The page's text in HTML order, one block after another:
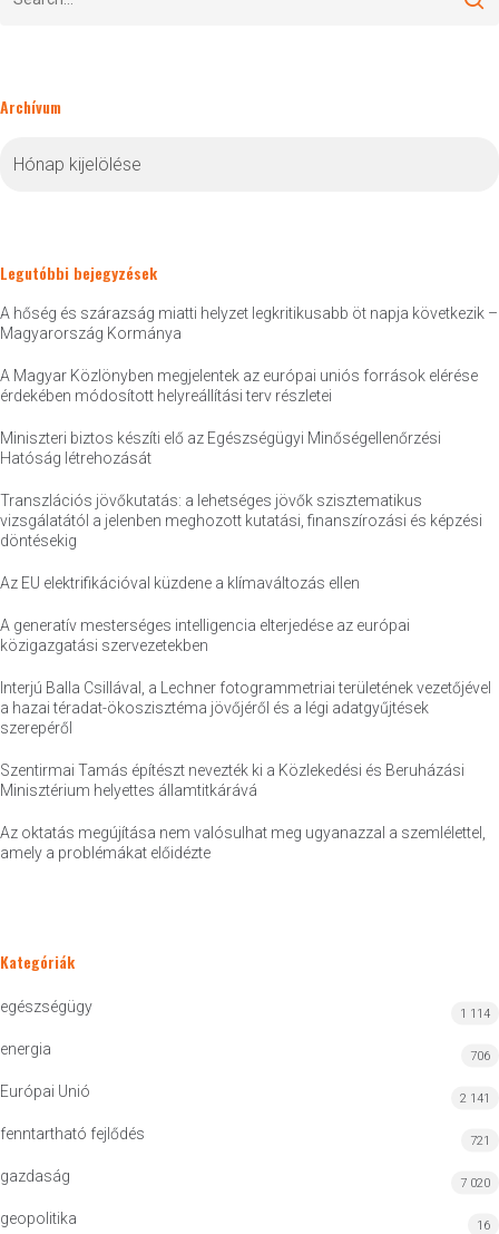
Archívum
Legutóbbi bejegyzések
A hőség és szárazság miatti helyzet legkritikusabb öt napja következik –
Magyarország Kormánya
A Magyar Közlönyben megjelentek az európai uniós források elérése
érdekében módosított helyreállítási terv részletei
Miniszteri biztos készíti elő az Egészségügyi Minőségellenőrzési
Hatóság létrehozását
Transzlációs jövőkutatás: a lehetséges jövők szisztematikus
vizsgálatától a jelenben meghozott kutatási, finanszírozási és képzési
döntésekig
Az EU elektrifikációval küzdene a klímaváltozás ellen
A generatív mesterséges intelligencia elterjedése az európai
közigazgatási szervezetekben
Interjú Balla Csillával, a Lechner fotogrammetriai területének vezetőjével
a hazai téradat-ökoszisztéma jövőjéről és a légi adatgyűjtések
szerepéről
Szentirmai Tamás építészt nevezték ki a Közlekedési és Beruházási
Minisztérium helyettes államtitkárává
Az oktatás megújítása nem valósulhat meg ugyanazzal a szemlélettel,
amely a problémákat előidézte
Kategóriák
egészségügy 1 114
energia 706
Európai Unió 2 141
fenntartható fejlődés 721
gazdaság 7 020
geopolitika 16